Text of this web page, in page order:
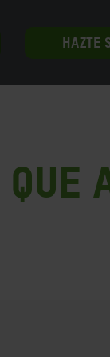
HAZTE